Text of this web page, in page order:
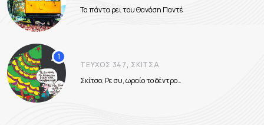
Τα πάντα ρει του Θανάση Παντέ
ΤΕΎΧΟΣ 347, ΣΚΊΤΣΑ
Σκίτσο: Ρε συ, ωραίο το δέντρο…